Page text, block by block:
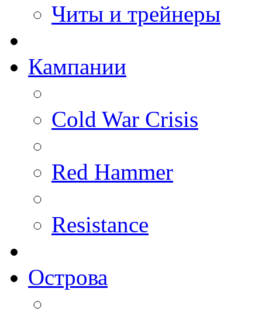
Читы и трейнеры
Кампании
Cold War Crisis
Red Hammer
Resistance
Острова